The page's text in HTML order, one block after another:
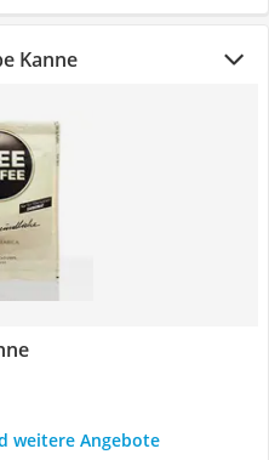
Kanne
weitere Angebote